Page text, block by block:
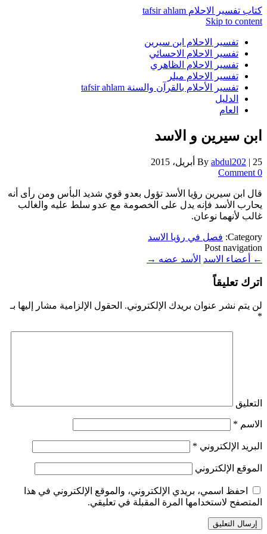
كتاب تفسير الاحلام tafsir ahlam
Skip to content
تفسير الاحلام ابن سيرين
تفسير الاحلام الاحسائي
تفسير الاحلام الظاهري
تفسير الاحلام ميلر
تفسير الأحلام بالقرآن والسنة tafsir ahlam
الدليل
العام
ابن سيرين و الاسد
By abdul202 | 25 أبريل، 2015
0 Comment
قال ابن سيرين رؤيا الأسد تؤول بعدو قوي شديد البأس ومن رأى أنه
يحارب الأسد فإنه يدل على الخصومة مع عدو سلط عليه والغالب
غالب لأنهما نوعان.
Category: فصل في رؤيا الاسد
Post navigation
←
أعضاء الاسد الأسد عضه →
اترك تعليقاً
لن يتم نشر عنوان بريدك الإلكتروني. الحقول الإلزامية مشار إليها بـ
*
التعليق
الاسم *
البريد الإلكتروني *
الموقع الإلكتروني
احفظ اسمي، بريدي الإلكتروني، والموقع الإلكتروني في هذا
المتصفح لاستخدامها المرة المقبلة في تعليقي.